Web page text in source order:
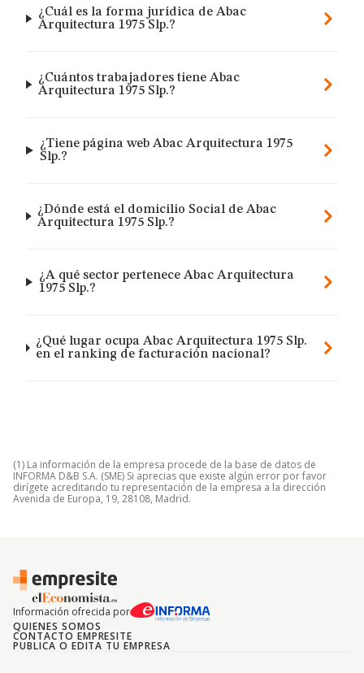
¿Cuál es la forma jurídica de Abac
Arquitectura 1975 Slp.?
¿Cuántos trabajadores tiene Abac
Arquitectura 1975 Slp.?
¿Tiene página web Abac Arquitectura 1975
Slp.?
¿Dónde está el domicilio Social de Abac
Arquitectura 1975 Slp.?
¿A qué sector pertenece Abac Arquitectura
1975 Slp.?
¿Qué lugar ocupa Abac Arquitectura 1975 Slp.
en el ranking de facturación nacional?
(1) La información de la empresa procede de la base de datos de
INFORMA D&B S.A. (SME) Si aprecias que existe algún error por favor
dirígete acreditando tu representación de la empresa a la dirección
Avenida de Europa, 19, 28108, Madrid.
Información ofrecida por
QUIENES SOMOS
CONTACTO EMPRESITE
PUBLICA O EDITA TU EMPRESA